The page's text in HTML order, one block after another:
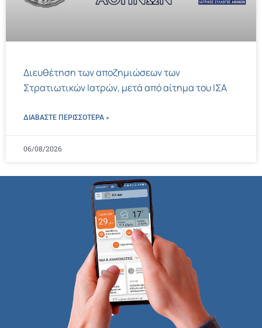
Διευθέτηση των αποζημιώσεων των
Στρατιωτικών Ιατρών, μετά από αίτημα του ΙΣΑ
ΔΙΑΒΑΣΤΕ ΠΕΡΙΣΣΌΤΕΡΑ »
06/08/2026